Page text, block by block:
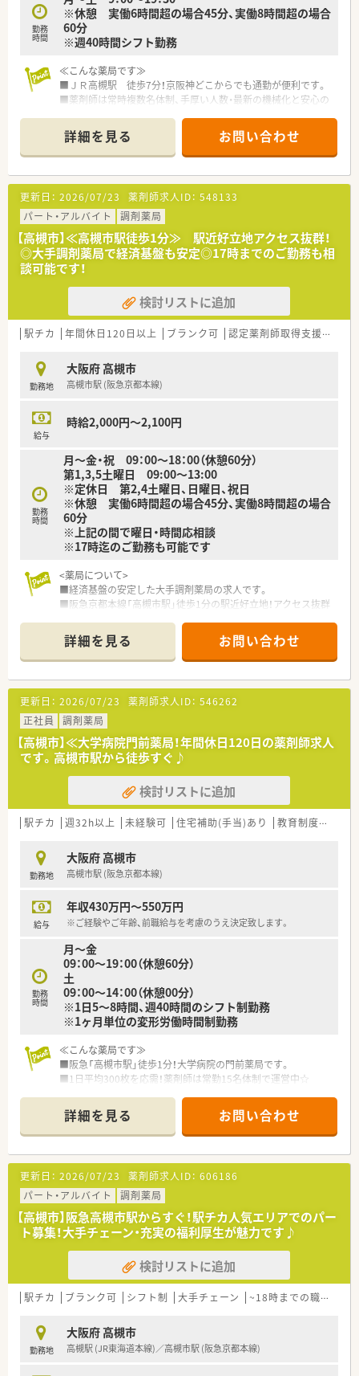
■「社員第一主義」を掲げている同社では、福利厚生面が手厚く
年間休日120日以上、「連続休暇制度（年に1回、最大9連休を取
得できる制度）」等
ししてくれる制度が充実しています。
■社員割引制度、財形貯蓄制度、スポーツジム優待等が受けられ
る他、
提携の保養施設は全国に40ヵ所あります。
■産休・育休・時短勤務者2,000人以上等、どれも業界トップクラ
スの実績!
産休、育休取得はもちろんのこと、育児短時間勤務制度を実施
育児休業より復帰後、1日最大2時間短縮して勤務できる制度
法律では3歳までですが、同社では小学校就学時までの期間利
用可能♪
■転居を伴う異動のある採用枠もありますが(転居を伴わない採
用も可)
帰省旅費（年2回5万円まで）と帰省休暇（連続4日間）を受けら
れます。
≪こんな方におすすめです≫
■大手ならではの教育研修制度＆資格取得支援体制で安心して
働きたい方
勤務
時間
※休憩 実働6時間超の場合45分、実働8時間超の場合
60分
※週40時間シフト勤務
≪こんな薬局です≫
■ＪＲ高槻駅 徒歩7分！京阪神どこからでも通勤が便利です。
■薬剤師は常時複数名体制、手厚い人数・最新の機械化と安心の
■耳鼻科・皮膚科・眼科・脳神経外科の複数クリニックから処方箋
を応需。駅前の為面対応もございます。
■オンライン服薬指導も行っており、患者様のニーズに合わせて
対応しています！
■配属先につきましては面接にて適性を含め最終決定いたしま
す。
≪こんな方にオススメです≫
■調剤薬局の変化に対応し続ける薬局でともに成長をつづけた
い方！
■専門・認定薬剤師取得を活かしたい方！
■18時までの正社員をご希望の方！
≪企業の特徴≫
店舗を展開しています。
創業以来一貫して真の医薬分業を企業理念として掲げ、医薬分業
の先駆けとして展開しているような企業です！
の機能を主に発揮しています。
◎専門医療機関連携
◎地域連携
入退院時の医療機関等との情報連携や、在宅医療等に地域の薬局
と連携しながら一元的･継続的に対応できる
≪研修体制が非常に整っています！≫
■新人集合研修
⇒新人同士ペアになって服薬指導のロールプレイをしたり、実際
つけます。
■オーベン・ネーベン制
⇒新人（ネーベン）に指導役の先輩（オーベン）がマンツーマンで1
年間指導する制度。
配属店舗内の、なるべく年齢の近い先輩が指導役につきます。
２年目以降は自らがオーベンとなって後輩を育てながら、学んだ
知識を復習します。
■15ステップアップ研修
⇒薬学知識や店舗管理知識を5年間で段階的に学んでいくe-
Learning研修。
疾患や薬剤の基礎知識、主要医薬品300品目マスターから始ま
り、在宅医療やOTC、管理者としての知識まで、幅広いカリキュ
ラムを継続的に学んでいきます。
≪システム化が進んでいます！≫
■業務効率化の為、自社開発をした全店舗共通の調剤システムを
導入しています。
最新の情報や現場で働く薬剤師の声をもとに随時更新していま
■調剤機器に関しましても、応需している処方箋の傾向に合わせ
て薬局ごとに必要な調剤機器の積極的な導入をおこなっていま
す。
ちが安心して業務できるようなサポートが整っています。
詳細を見る お問い合わせ
更新日： 2026/07/23 薬剤師求人ID： 548133
パート・アルバイト
調剤薬局
【高槻市】≪高槻市駅徒歩1分≫ 駅近好立地アクセス抜群！
◎大手調剤薬局で経済基盤も安定◎17時までのご勤務も相
談可能です！
検討リストに追加
駅チカ 年間休日120日以上 ブランク可 認定薬剤師取得支援あり
勤務地
大阪府 高槻市
高槻市駅 (阪急京都本線)
給与
時給2,000円～2,100円
勤務
時間
月～金・祝 09：00～18：00（休憩60分）
第1,3,5土曜日 09:00～13:00
※定休日 第2,4土曜日、日曜日、祝日
※休憩 実働6時間超の場合45分、実働8時間超の場合
60分
※上記の間で曜日・時間応相談
※17時迄のご勤務も可能です
<薬局について>
■経済基盤の安定した大手調剤薬局の求人です。
■阪急京都本線「高槻市駅」徒歩1分の駅近好立地！アクセス抜群
<こんな方にオススメ>
■17時までのご勤務を叶えたい方
■軽量科目メインで落ち着いた環境で働きたいかた
■大手調剤薬局の安定した経済基盤で、腰を据えて長く勤務した
い方
＼こんな企業です／
○全国に1,000店舗以上を展開する大手調剤薬局です。
○東京大学病院をはじめ全国の病院の敷地内に薬局を持ってい
ます。
病診薬連携を強化することで、地域にお住いの患者様に高度な
医療の提供を実現しています。
○全店「同一の機械・システム」を採用しており、且つ処方箋の応
ので、
スキルUPしたい方にはお勧めもです。
○長期就業＆自己研讃を続ける事で給与があがる仕組みになっ
○インターネットを使って処方薬の飲み方を遠隔指導する「オン
ライン服薬指導」、
店舗でデザインの一新。
M&Aによる店舗拡大と業界のリーディングカンパニーとして
成長を続けています。
○どの店舗も、最新システムが整っています！
＼研修制度／
修、マネージャー研修、
認定薬剤師取得支援制度、各種学会参加、大学院奨学資金制
度、他）
海外研修を含めて50種類以上の研修プログラムで社員の成長
をサポートしてくれます。
〇個別の教育プログラムによってスキルアップをサポート！
新入社員研修、フォローアップ研修、マネジメント研修と段階
を追って
5年の教育プログラムを実施しています。
＼福利厚生／
〇「社員第一主義」を掲げている同社では、福利厚生面が手厚く
年間休日120日以上、「連続休暇制度（年に1回、最大9連休を取
得できる制度）」等
プライベートも充実出来る様にワークライフバランスを後押
ししてくれる制度が充実しています。
〇社員割引制度、財形貯蓄制度、スポーツジム優待等が受けられ
る他、
〇産休・育休・時短勤務者2,097人以上等、どれも業界トップクラ
スの実績!
産休、育休取得はもちろんのこと、育児短時間勤務制度を実施
詳細を見る お問い合わせ
更新日： 2026/07/23 薬剤師求人ID： 546262
正社員
調剤薬局
【高槻市】≪大学病院門前薬局！年間休日120日の薬剤師求人
です。高槻市駅から徒歩すぐ♪
検討リストに追加
駅チカ 週32h以上 未経験可 住宅補助(手当)あり 教育制度あり
勤務地
大阪府 高槻市
高槻市駅 (阪急京都本線)
給与
年収430万円～550万円
※ご経験やご年齢、前職給与を考慮のうえ決定致します。
勤務
時間
月～金
09：00～19：00（休憩60分）
土
09：00～14：00（休憩00分）
※1日5～8時間、週40時間のシフト制勤務
※1ヶ月単位の変形労働時間制勤務
≪こんな薬局です≫
■阪急「高槻市駅」徒歩1分！大学病院の門前薬局です。
■1日平均300枚を応需！薬剤師は常勤15名体制で運営中☆
対応しています！
≪こんな方にオススメです≫
■調剤薬局の変化に対応し続ける薬局でともに成長をつづけた
い方！
■専門・認定薬剤師取得を活かしたい方！
≪企業の特徴≫
■大学病院や総合病院の門前薬局を中心に、全都道府県に約700
店舗を展開しています。
創業以来一貫して真の医薬分業を企業理念として掲げ、医薬分業
の先駆けとして展開しているような企業です！
■患者様に選ばれる薬局を目指すべく、先進性を持って以下2つ
の機能を主に発揮しています。
がん等の専門的な薬学管理に関係機関と連携して対応できる
◎地域連携
入退院時の医療機関等との情報連携や、在宅医療等に地域の薬局
詳細を見る お問い合わせ
更新日： 2026/07/23 薬剤師求人ID： 606186
パート・アルバイト
調剤薬局
【高槻市】阪急高槻市駅からすぐ！駅チカ人気エリアでのパー
ト募集！大手チェーン・充実の福利厚生が魅力です♪
検討リストに追加
駅チカ ブランク可 シフト制 大手チェーン ~18時までの職場
勤務地
大阪府 高槻市
高槻駅 (JR東海道本線)／高槻市駅 (阪急京都本線)